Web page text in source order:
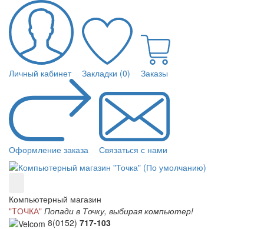
Личный кабинет Закладки (0) Заказы
Оформление заказа Связаться с нами
Компьютерный магазин
"TОЧКА" Попади в Точку, выбирая компьютер!
8(0152) 717-103